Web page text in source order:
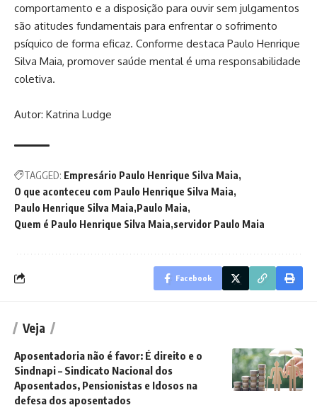
comportamento e a disposição para ouvir sem julgamentos
são atitudes fundamentais para enfrentar o sofrimento
psíquico de forma eficaz. Conforme destaca Paulo Henrique
Silva Maia, promover saúde mental é uma responsabilidade
coletiva.
Autor: Katrina Ludge
TAGGED: Empresário Paulo Henrique Silva Maia
O que aconteceu com Paulo Henrique Silva Maia
Paulo Henrique Silva Maia Paulo Maia
Quem é Paulo Henrique Silva Maia servidor Paulo Maia
Facebook
Veja
Aposentadoria não é favor: É direito e o
Sindnapi – Sindicato Nacional dos
Aposentados, Pensionistas e Idosos na
defesa dos aposentados